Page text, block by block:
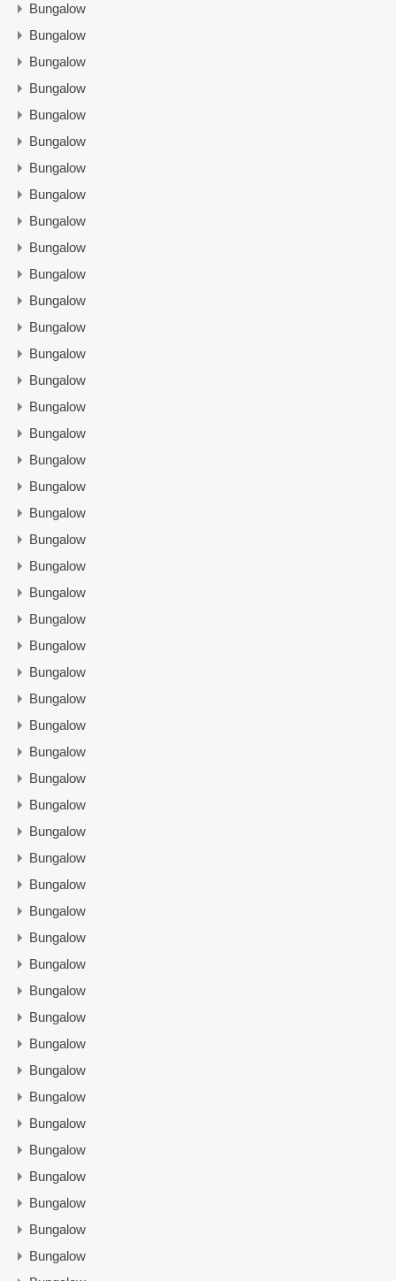
Bungalow
Bungalow
Bungalow
Bungalow
Bungalow
Bungalow
Bungalow
Bungalow
Bungalow
Bungalow
Bungalow
Bungalow
Bungalow
Bungalow
Bungalow
Bungalow
Bungalow
Bungalow
Bungalow
Bungalow
Bungalow
Bungalow
Bungalow
Bungalow
Bungalow
Bungalow
Bungalow
Bungalow
Bungalow
Bungalow
Bungalow
Bungalow
Bungalow
Bungalow
Bungalow
Bungalow
Bungalow
Bungalow
Bungalow
Bungalow
Bungalow
Bungalow
Bungalow
Bungalow
Bungalow
Bungalow
Bungalow
Bungalow